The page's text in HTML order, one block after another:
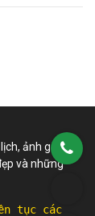
tục các